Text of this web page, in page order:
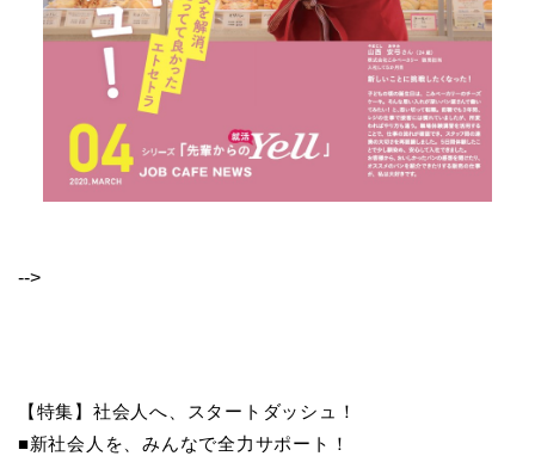
-->
【特集】社会人へ、スタートダッシュ！
■新社会人を、みんなで全力サポート！